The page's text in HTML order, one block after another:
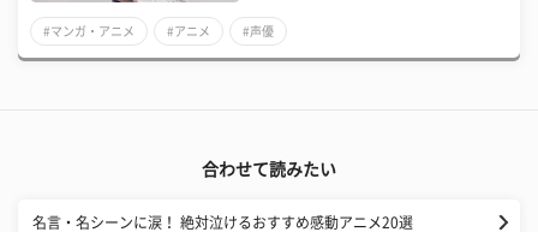
#マンガ・アニメ #アニメ #声優
合わせて読みたい
名言・名シーンに涙！ 絶対泣けるおすすめ感動アニメ20選